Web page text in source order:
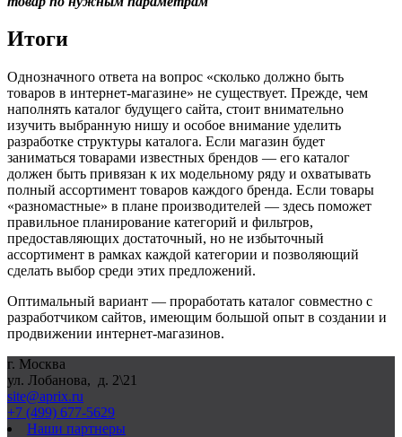
Итоги
Однозначного ответа на вопрос «сколько должно быть
товаров в интернет-магазине» не существует. Прежде, чем
наполнять каталог будущего сайта, стоит внимательно
изучить выбранную нишу и особое внимание уделить
разработке структуры каталога. Если магазин будет
заниматься товарами известных брендов — его каталог
должен быть привязан к их модельному ряду и охватывать
полный ассортимент товаров каждого бренда. Если товары
«разномастные» в плане производителей — здесь поможет
правильное планирование категорий и фильтров,
предоставляющих достаточный, но не избыточный
ассортимент в рамках каждой категории и позволяющий
сделать выбор среди этих предложений.
Оптимальный вариант — проработать каталог совместно с
разработчиком сайтов, имеющим большой опыт в создании и
продвижении интернет-магазинов.
г. Москва
ул. Лобанова, д. 2\21
site@aprix.ru
+7 (499) 677-5629
Наши партнеры